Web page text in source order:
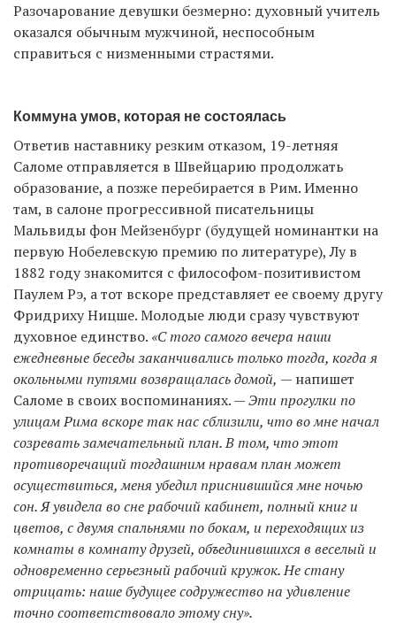
Разочарование девушки безмерно: духовный учитель
оказался обычным мужчиной, неспособным
справиться с низменными страстями.
Коммуна умов, которая не состоялась
Ответив наставнику резким отказом, 19-летняя
Саломе отправляется в Швейцарию продолжать
образование, а позже перебирается в Рим. Именно
там, в салоне прогрессивной писательницы
Мальвиды фон Мейзенбург (будущей номинантки на
первую Нобелевскую премию по литературе), Лу в
1882 году знакомится с философом-позитивистом
Паулем Рэ, а тот вскоре представляет ее своему другу
Фридриху Ницше. Молодые люди сразу чувствуют
духовное единство. «С того самого вечера наши
ежедневные беседы заканчивались только тогда, когда я
окольными путями возвращалась домой, — напишет
Саломе в своих воспоминаниях. —Эти прогулки по
улицам Рима вскоре так нас сблизили, что во мне начал
созревать замечательный план. В том, что этот
противоречащий тогдашним нравам план может
осуществиться, меня убедил приснившийся мне ночью
сон. Я увидела во сне рабочий кабинет, полный книг и
цветов, с двумя спальнями по бокам, и переходящих из
комнаты в комнату друзей, объединившихся в веселый и
одновременно серьезный рабочий кружок. Не стану
отрицать: наше будущее содружество на удивление
точно соответствовало этому сну».